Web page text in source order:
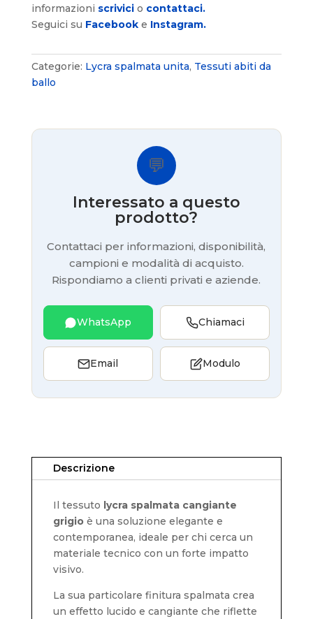
informazioni scrivici o contattaci.
Seguici su Facebooke Instagram.
Categorie: Lycra spalmata unita, Tessuti abiti da
ballo
💬
Interessato a questo
prodotto?
Contattaci per informazioni, disponibilità,
campioni e modalità di acquisto.
Rispondiamo a clienti privati e aziende.
WhatsApp Chiamaci
Email Modulo
Descrizione
Il tessuto lycra spalmata cangiante
grigioè una soluzione elegante e
contemporanea, ideale per chi cerca un
materiale tecnico con un forte impatto
visivo.
La sua particolare finitura spalmata crea
un effetto lucido e cangiante che riflette